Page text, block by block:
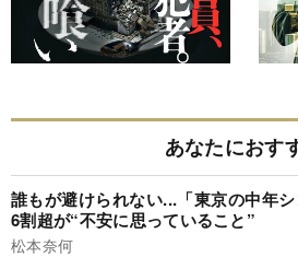
あなたにおす
誰もが避けられない...「東京の中年
6割超が“不安に思っていること”
松本奈何